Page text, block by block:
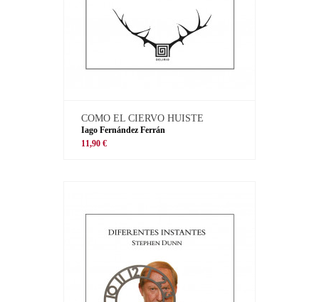
COMO EL CIERVO HUISTE
Iago Fernández Ferrán
11,90 €